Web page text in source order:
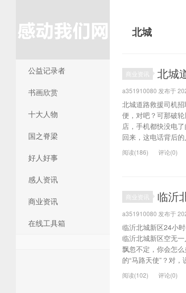
公益记录者
书画欣赏
十大人物
国之脊梁
好人好事
感人资讯
商业资讯
在线工具箱
北城
商业资讯 北城
a351910080 发布于
北城道路救援司机
便，对吧？可那破
店，手机都快没电
回来，这电话背后
阅读(186) 评论(0)
商业资讯 临沂
a351910080 发布于
临沂北城新区24小
临沂北城新区空无
飘忽不定，你会怎
的“马路天使”？对
阅读(102) 评论(0)